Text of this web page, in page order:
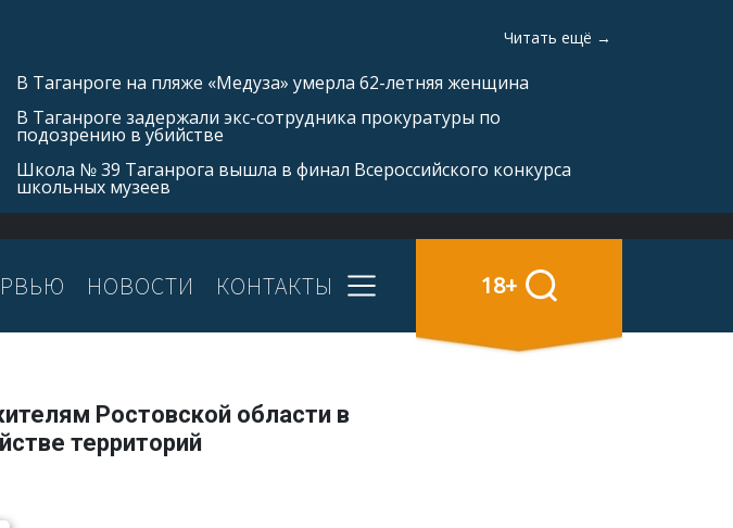
Читать ещё →
В Таганроге на пляже «Медуза» умерла 62-летняя женщина
В Таганроге задержали экс-сотрудника прокуратуры по
подозрению в убийстве
Школа № 39 Таганрога вышла в финал Всероссийского конкурса
школьных музеев
НОВОСТИ КОНТАКТЫ 18+
Ростовской области в
территорий